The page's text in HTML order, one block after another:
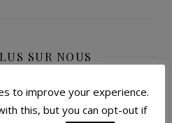
SUR NOUS
to improve your experience.
this, but you can opt-out if